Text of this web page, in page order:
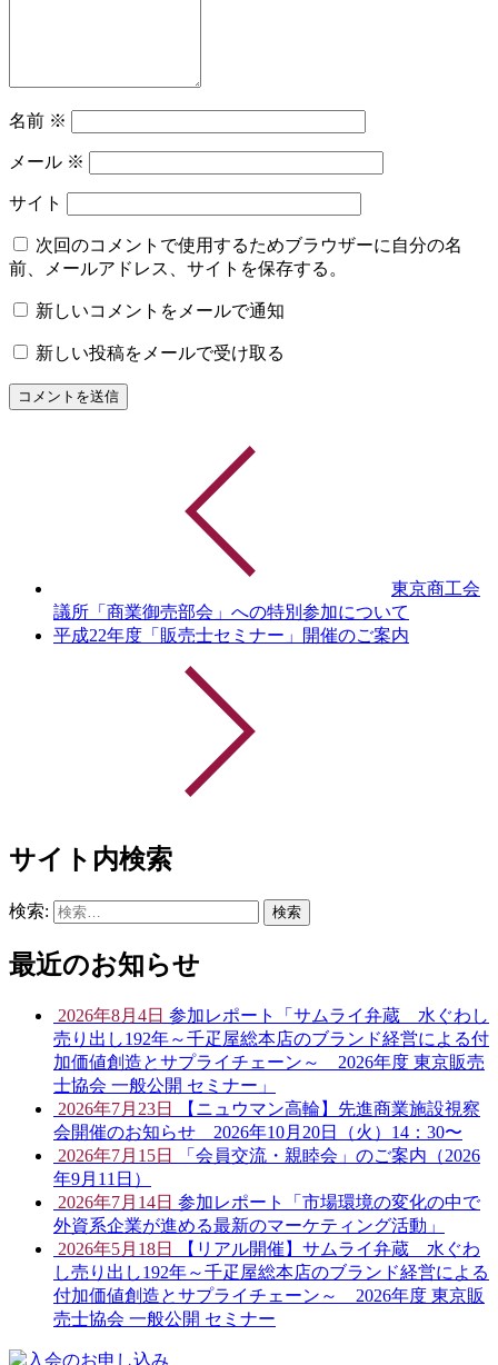
名前 ※
メール ※
サイト
次回のコメントで使用するためブラウザーに自分の名
前、メールアドレス、サイトを保存する。
新しいコメントをメールで通知
新しい投稿をメールで受け取る
東京商工会
議所「商業御売部会」への特別参加について
平成22年度「販売士セミナー」開催のご案内
サイト内検索
検索:
最近のお知らせ
2026年8月4日 参加レポート「サムライ弁蔵 水ぐわし
売り出し192年～千疋屋総本店のブランド経営による付
加価値創造とサプライチェーン～ 2026年度 東京販売
士協会 一般公開 セミナー」
2026年7月23日
【ニュウマン高輪】先進商業施設視察
会開催のお知らせ 2026年10月20日（火）14：30〜
2026年7月15日
「会員交流・親睦会」のご案内（2026
年9月11日）
2026年7月14日 参加レポート「市場環境の変化の中で
外資系企業が進める最新のマーケティング活動」
2026年5月18日
【リアル開催】サムライ弁蔵 水ぐわ
し売り出し192年～千疋屋総本店のブランド経営による
付加価値創造とサプライチェーン～ 2026年度 東京販
売士協会 一般公開 セミナー